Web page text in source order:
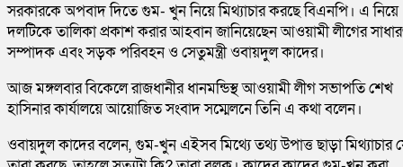
সরকারকে অপবাদ দিতে গুম- খুন নিয়ে মিথ্যাচার করছে বিএনপি। এ নিয়ে
দলটিকে তালিকা প্রকাশ করার আহবান জানিয়েছেন আওয়ামী লীগের
সম্পাদক এবং সড়ক পরিবহন ও সেতুমন্ত্রী ওবায়দুল কাদের।
আজ মঙ্গলবার বিকেলে রাজধানীর ধানমন্ডিস্থ আওয়ামী লীগ সভাপতি শেখ
হাসিনার কার্যালয়ে আয়োজিত সংবাদ সম্মেলনে তিনি এ কথা বলেন।
ওবায়দুল কাদের বলেন, গুম-খুন এইসব মিথ্যে তথ্য উপাত্ত ছাড়া মিথ্যাচার